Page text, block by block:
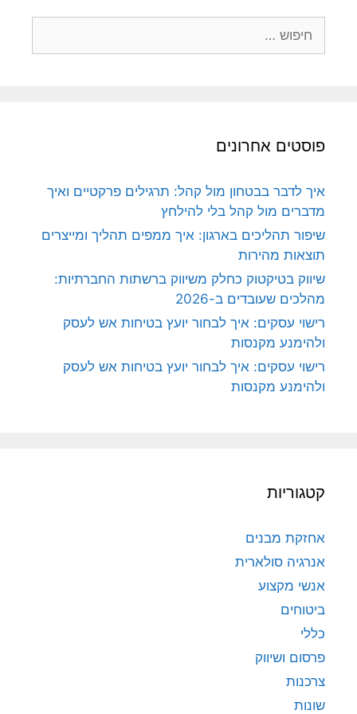
פוסטים אחרונים
איך לדבר בבטחון מול קהל: תרגילים פרקטיים ואיך
מדברים מול קהל בלי להילחץ
שיפור תהליכים בארגון: איך ממפים תהליך ומייצרים
תוצאות מהירות
שיווק בטיקטוק כחלק משיווק ברשתות החברתיות:
מהלכים שעובדים ב-2026
רישוי עסקים: איך לבחור יועץ בטיחות אש לעסק
ולהימנע מקנסות
רישוי עסקים: איך לבחור יועץ בטיחות אש לעסק
ולהימנע מקנסות
קטגוריות
אחזקת מבנים
אנרגיה סולארית
אנשי מקצוע
ביטוחים
כללי
פרסום ושיווק
צרכנות
שונות